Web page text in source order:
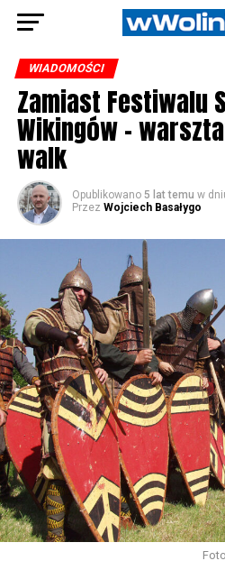
WIADOMOŚCI
Zamiast Festiwalu
Wikingów –
walk
Opublikowano 5 lat temu w
Przez Wojciech Basałygo